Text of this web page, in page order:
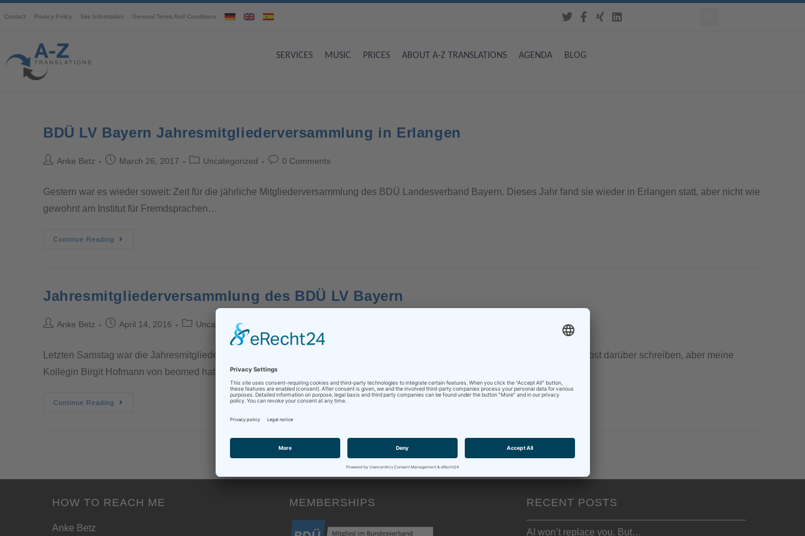
Contact Privacy Policy Site Information General Terms And Conditions
SERVICES MUSIC PRICES ABOUT A-Z TRANSLATIONS AGENDA BLOG
BDÜ LV Bayern Jahresmitgliederversammlung in Erlangen
Anke Betz March 26, 2017 Uncategorized 0 Comments
Gestern war es wieder soweit: Zeit für die jährliche Mitgliederversammlung des BDÜ Landesverband Bayern. Dieses Jahr fand sie wieder in Erlangen statt, aber nicht wie
gewohnt am Institut für Fremdsprachen…
Continue Reading
Jahresmitgliederversammlung des BDÜ LV Bayern
Anke Betz April 14, 2016 Uncategorized
Letzten Samstag war die Jahresmitgliederversammlung des BDÜ Landesverbands Bayern in München.Eigentlich sollte ich ja selbst darüber schreiben, aber meine
Kollegin Birgit Hofmann von beomed hat dort auf dem Blog schon…
Continue Reading
HOW TO REACH ME
Anke Betz
MEMBERSHIPS RECENT POSTS
AI won’t replace you. But…